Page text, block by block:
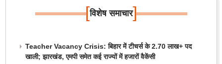
[विशेष समाचार]
Teacher Vacancy Crisis: बिहार में टीचर्स के 2.70 लाख+ पद
खाली; झारखंड, एमपी समेत कई राज्यों में हजारों वैकेंसी